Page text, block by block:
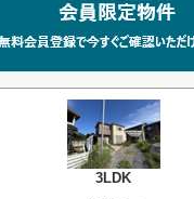
3LDK